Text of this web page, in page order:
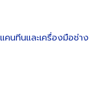
แคนทีนและเครื่องมือช่าง